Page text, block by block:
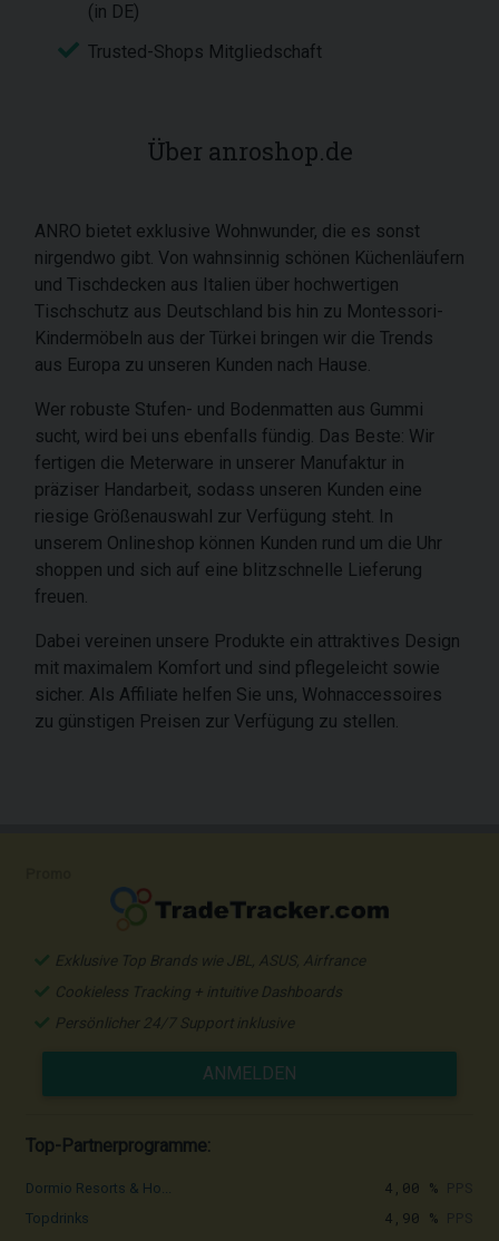
(in DE)
Trusted-Shops Mitgliedschaft
Über anroshop.de
ANRO bietet exklusive Wohnwunder, die es sonst
nirgendwo gibt. Von wahnsinnig schönen Küchenläufern
und Tischdecken aus Italien über hochwertigen
Tischschutz aus Deutschland bis hin zu Montessori-
Kindermöbeln aus der Türkei bringen wir die Trends
aus Europa zu unseren Kunden nach Hause.
Wer robuste Stufen- und Bodenmatten aus Gummi
sucht, wird bei uns ebenfalls fündig. Das Beste: Wir
fertigen die Meterware in unserer Manufaktur in
präziser Handarbeit, sodass unseren Kunden eine
riesige Größenauswahl zur Verfügung steht. In
unserem Onlineshop können Kunden rund um die Uhr
shoppen und sich auf eine blitzschnelle Lieferung
freuen.
Dabei vereinen unsere Produkte ein attraktives Design
mit maximalem Komfort und sind pflegeleicht sowie
sicher. Als Affiliate helfen Sie uns, Wohnaccessoires
zu günstigen Preisen zur Verfügung zu stellen.
Exklusive Top Brands wie JBL, ASUS, Airfrance
Cookieless Tracking + intuitive Dashboards
Persönlicher 24/7 Support inklusive
ANMELDEN
Top-Partnerprogramme:
Dormio Resorts & Ho... 4,00 %
Topdrinks 4,90 %